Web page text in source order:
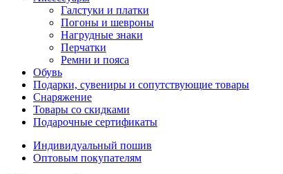
Галстуки и платки
Погоны и шевроны
Нагрудные знаки
Перчатки
Ремни и пояса
Обувь
Подарки, сувениры и сопутствующие товары
Снаряжение
Товары со скидками
Подарочные сертификаты
Индивидуальный пошив
Оптовым покупателям